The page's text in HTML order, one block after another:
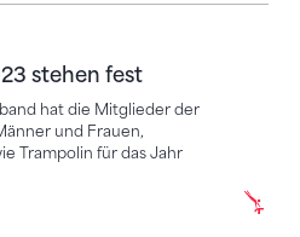
stehen fest
hat die Mitglieder der
und Frauen,
Trampolin für das Jahr
stehen fest